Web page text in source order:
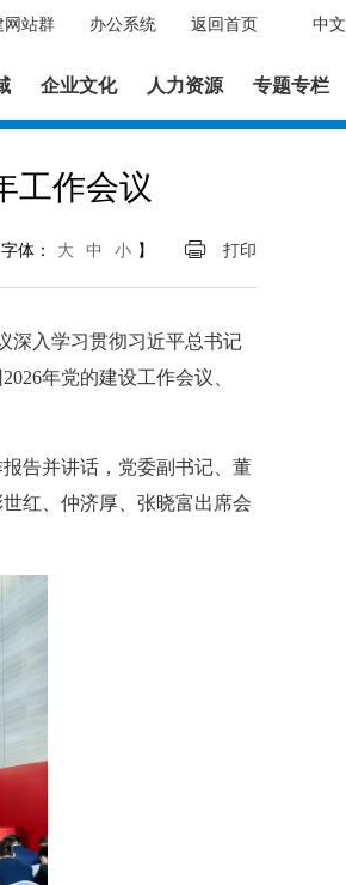
中文
返回首页
办公系统
网站群
企业文化 人力资源 专题专栏
工作会议
字体： 大 中 小 】 打印
深入学习贯彻习近平总书记
年党的建设工作会议、
告并讲话，党委副书记、董
红、仲济厚、张晓富出席会